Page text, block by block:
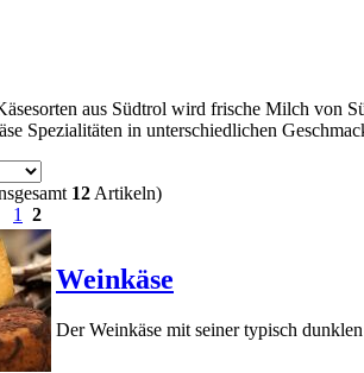
aus Südtrol wird frische Milch von
Spezialitäten in unterschiedlichen
12 Artikeln)
1 2
Weinkäse
Der Weinkäse mit seiner typisch